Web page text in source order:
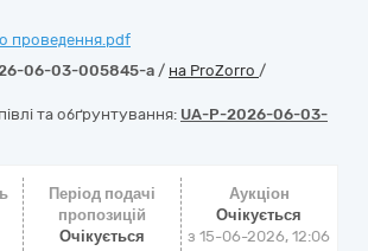
проведення.pdf
06-03-005845-a / на ProZorro /
та обґрунтування: UA-P-2026-06-03-
Період подачі
пропозицій
Очікується
Аукціон
Очікується
з15-06-2026, 12:06